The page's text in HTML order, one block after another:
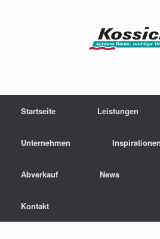
Startseite Leistungen
Unternehmen Inspirationen
Abverkauf News
Kontakt